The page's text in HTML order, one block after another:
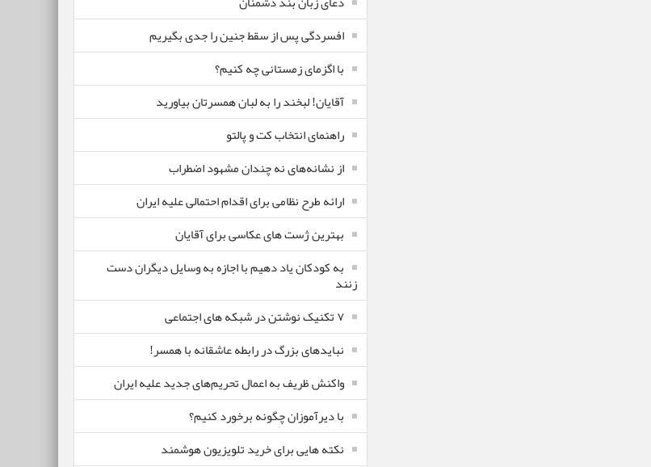
افسردگی پس از سقط جنین را جدی بگیریم
با اگزمای زمستانی چه کنیم؟
آقایان! لبخند را به لبان همسرتان بیاورید
راهنمای انتخاب کت و پالتو
از نشانه‌های نه چندان مشهود اضطراب
ارائه طرح نظامی برای اقدام احتمالی علیه ایران
بهترین ژست های عکاسی برای آقایان
به کودکان یاد دهیم با اجازه به وسایل دیگران دست
زنند
۷ تکنیک نوشتن در شبکه های اجتماعی
نبایدهای بزرگ در رابطه عاشقانه با همسر!
واکنش ظریف به اعمال تحریم‌های جدید علیه ایران
با دیرآموزان چگونه برخورد کنیم؟
نکته هایی برای خرید تلویزیون هوشمند